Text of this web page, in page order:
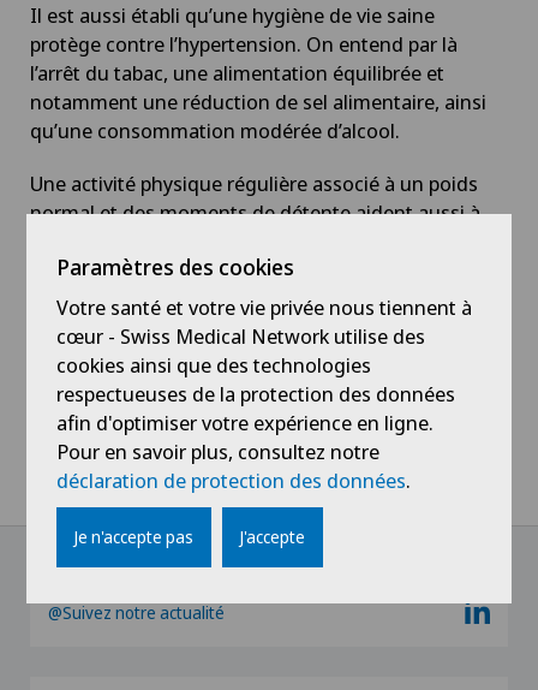
Il est aussi établi qu’une hygiène de vie saine
protège contre l’hypertension. On entend par là
l’arrêt du tabac, une alimentation équilibrée et
notamment une réduction de sel alimentaire, ainsi
qu’une consommation modérée d’alcool.
Une activité physique régulière associé à un poids
normal et des moments de détente aident aussi à
stress contribue à augmenter l’hypertension.
Pour en savoir plus, consultez le site de la Fondation
Suisse de Cardiologie.
Home
Actualités / Événements
Connaissez-vous l'hypertension?
@Suivez notre actualité
Paramètres des cookies
Votre santé et votre vie privée nous tiennent à
cœur - Swiss Medical Network utilise des
cookies ainsi que des technologies
respectueuses de la protection des données
afin d'optimiser votre expérience en ligne.
Pour en savoir plus, consultez notre
déclaration de protection des données.
Je n'accepte pas J'accepte